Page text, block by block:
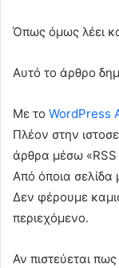
Όπως όμως λέει
Αυτό το άρθρο
Με το WordPress
Πλέον στην
άρθρα μέσω
Από όποια σελίδα
Δεν φέρουμε
περιεχόμενο.
Αν πιστεύεται